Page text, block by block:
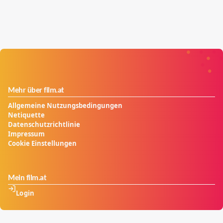
Mehr über film.at
Allgemeine Nutzungsbedingungen
Netiquette
Datenschutzrichtlinie
Impressum
Cookie Einstellungen
Mein film.at
Login